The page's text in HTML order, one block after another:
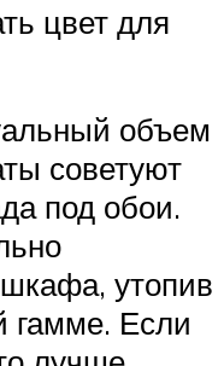
цвет для
объем
советуют
под обои.
утопив
гамме. Если